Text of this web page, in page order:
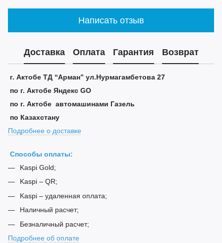
Написать отзыв
Доставка Оплата Гарантия Возврат
г. Актобе ТД “Арман” ул.Нурмагамбетова 27
по г. Актобе Яндекс GO
по г. Актобе автомашинами Газель
по Казахстану
Подробнее о доставке
Способы оплаты:
Kaspi Gold;
Kaspi – QR;
Kaspi – удаленная оплата;
Наличный расчет;
Безналичный расчет;
Подробнее об оплате